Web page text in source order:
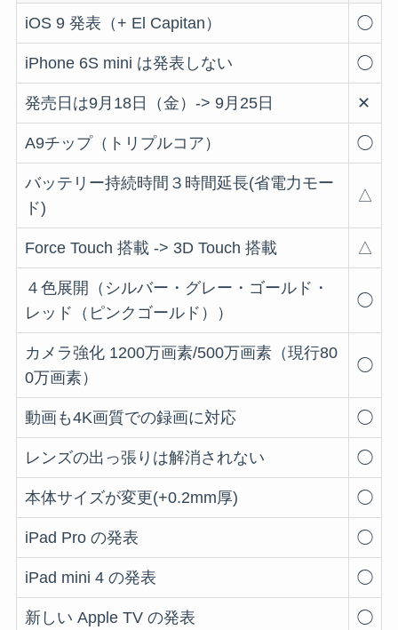
iOS 9 発表（+ El Capitan） ◯
iPhone 6S mini は発表しない ◯
発売日は9月18日（金）-> 9月25日 ✕
A9チップ（トリプルコア） ◯
バッテリー持続時間３時間延長(省電力モー
ド)
△
Force Touch 搭載 -> 3D Touch 搭載 △
４色展開（シルバー・グレー・ゴールド・
レッド（ピンクゴールド））
◯
カメラ強化 1200万画素/500万画素（現行80
0万画素）
◯
動画も4K画質での録画に対応 ◯
レンズの出っ張りは解消されない ◯
本体サイズが変更(+0.2mm厚) ◯
iPad Pro の発表 ◯
iPad mini 4 の発表 ◯
新しい Apple TV の発表 ◯